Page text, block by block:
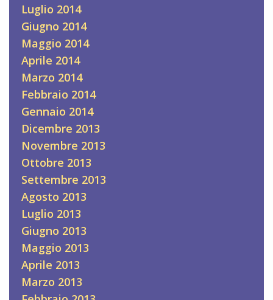
Luglio 2014
Giugno 2014
Maggio 2014
Aprile 2014
Marzo 2014
Febbraio 2014
Gennaio 2014
Dicembre 2013
Novembre 2013
Ottobre 2013
Settembre 2013
Agosto 2013
Luglio 2013
Giugno 2013
Maggio 2013
Aprile 2013
Marzo 2013